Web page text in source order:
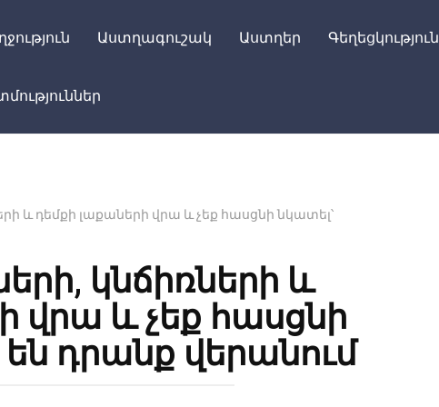
Աստղագուշակ Աստղեր Գեղեցկություն
և դեմքի լաքաների վրա և չեք հասցնի նկատել՝
կնճիռների և
վրա և չեք հասցնի
դրանք վերանում